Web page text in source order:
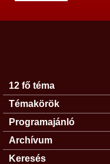
Főmenü
12 fő téma
Témakörök
Programajánló
Archívum
Keresés